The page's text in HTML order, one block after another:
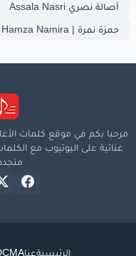
أصالة نصري Assala Nasri
حمزة نمرة | Hamza Namira
مرحبا بكم في موقع كلمات
غنائية على اليوتيوب مع
الرئيسيةعنا